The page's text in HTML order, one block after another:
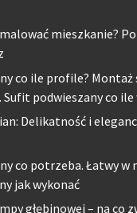
mieszkanie?
co ile profile? Montaż
Sufit podwieszany co ile
Delikatność i
co potrzeba. Łatwy w
jak wykonać
głębinowej – na co